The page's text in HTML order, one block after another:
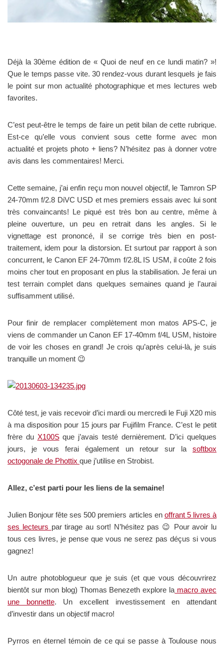
Déjà la 30ème édition de « Quoi de neuf en ce lundi matin? »!
Que le temps passe vite. 30 rendez-vous durant lesquels je fais
le point sur mon actualité photographique et mes lectures web
favorites.
C’est peut-être le temps de faire un petit bilan de cette rubrique.
Est-ce qu’elle vous convient sous cette forme avec mon
actualité et projets photo + liens? N’hésitez pas à donner votre
avis dans les commentaires! Merci.
Cette semaine, j’ai enfin reçu mon nouvel objectif, le Tamron SP
24-70mm f/2.8 DiVC USD et mes premiers essais avec lui sont
très convaincants! Le piqué est très bon au centre, même à
pleine ouverture, un peu en retrait dans les angles. Si le
vignettage est prononcé, il se corrige très bien en post-
traitement, idem pour la distorsion. Et surtout par rapport à son
concurrent, le Canon EF 24-70mm f/2.8L IS USM, il coûte 2 fois
moins cher tout en proposant en plus la stabilisation. Je ferai un
test terrain complet dans quelques semaines quand je l’aurai
suffisamment utilisé.
Pour finir de remplacer complètement mon matos APS-C, je
viens de commander un Canon EF 17-40mm f/4L USM, histoire
de voir les choses en grand! Je crois qu’après celui-là, je suis
tranquille un moment 😉
Côté test, je vais recevoir d’ici mardi ou mercredi le Fuji X20 mis
à ma disposition pour 15 jours par Fujifilm France. C’est le petit
frère du X100Sque j’avais testé dernièrement. D’ici quelques
jours, je vous ferai également un retour sur la softbox
octogonale de Phottix que j’utilise en Strobist.
Allez, c’est parti pour les liens de la semaine!
Julien Bonjour fête ses 500 premiers articles en offrant 5 livres à
ses lecteurs par tirage au sort! N’hésitez pas 😉 Pour avoir lu
tous ces livres, je pense que vous ne serez pas déçus si vous
gagnez!
Un autre photoblogueur que je suis (et que vous découvrirez
bientôt sur mon blog) Thomas Benezeth explore la macro avec
une bonnette. Un excellent investissement en attendant
d’investir dans un objectif macro!
Pyrros en éternel témoin de ce qui se passe à Toulouse nous